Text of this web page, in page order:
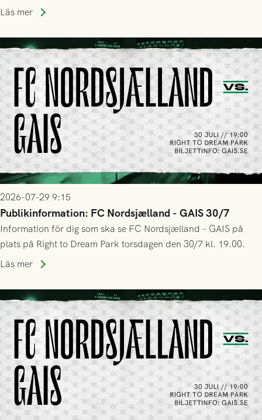
Park! Fredrik Holmberg och ledarstaben har tagit ut följande
Läs mer
2026-07-29 9:15
Publikinformation: FC Nordsjælland - GAIS 30/7
Information för dig som ska se FC Nordsjælland - GAIS på
plats på Right to Dream Park torsdagen den 30/7 kl. 19.00.
Läs mer